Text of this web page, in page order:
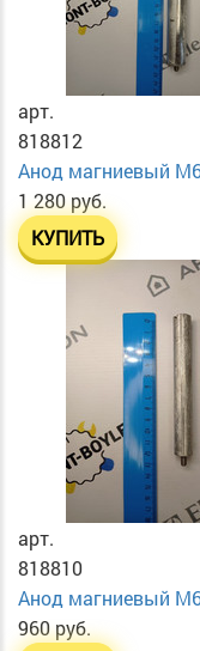
арт.
818812
Анод магниевый
1 280 руб.
КУПИТЬ
арт.
818810
Анод магниевый
960 руб.